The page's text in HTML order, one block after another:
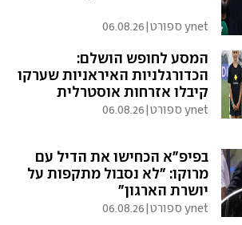
ynet ספורט |
06.08.26
המסע לחופש הושלם:
הכדורגלניות האיראניות שערקו
קיבלו אזרחות אוסטרלית
ynet ספורט |
06.08.26
בפיפ"א הכחישו את הדיל עם
מרוקו: "לא נסבול מתקפות על
יושרת הארגון"
ynet ספורט |
06.08.26